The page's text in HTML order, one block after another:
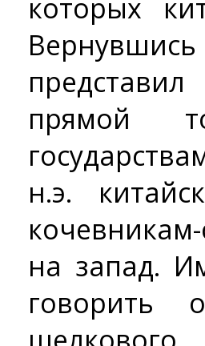
которых
прямой
н.э.
на запад.
говорить